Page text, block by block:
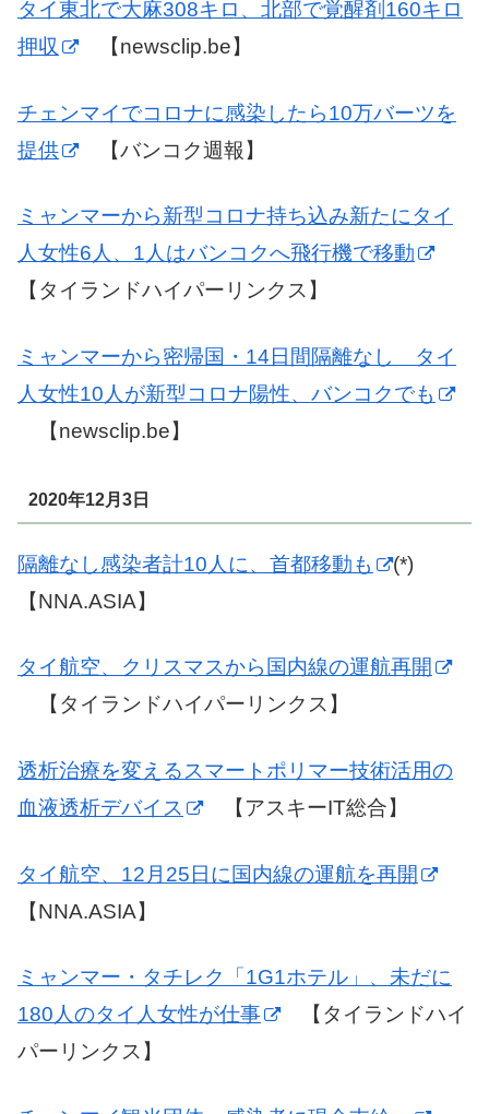
タイ東北で大麻308キロ、北部で覚醒剤160キロ
押収
【newsclip.be】
チェンマイでコロナに感染したら10万バーツを
提供
【バンコク週報】
ミャンマーから新型コロナ持ち込み新たにタイ
人女性6人、1人はバンコクへ飛行機で移動
【タイランドハイパーリンクス】
ミャンマーから密帰国・14日間隔離なし タイ
人女性10人が新型コロナ陽性、バンコクでも
【newsclip.be】
2020年12月3日
隔離なし感染者計10人に、首都移動も
(*)
【NNA.ASIA】
タイ航空、クリスマスから国内線の運航再開
【タイランドハイパーリンクス】
透析治療を変えるスマートポリマー技術活用の
血液透析デバイス
【アスキーIT総合】
タイ航空、12月25日に国内線の運航を再開
【NNA.ASIA】
ミャンマー・タチレク「1G1ホテル」、未だに
180人のタイ人女性が仕事
【タイランドハイ
パーリンクス】